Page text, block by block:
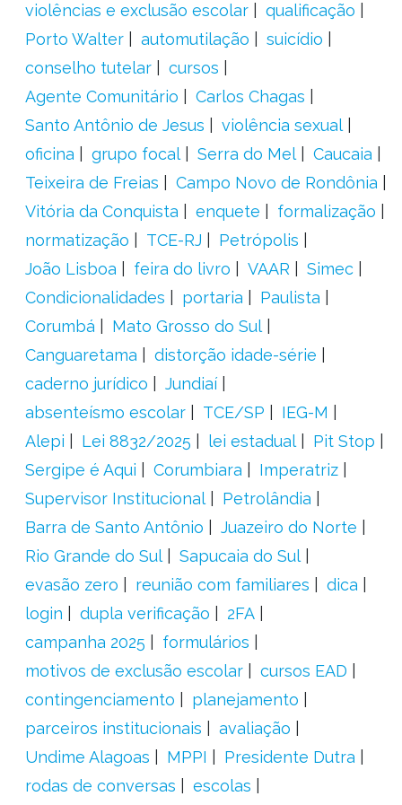
violências e exclusão escolar
qualificação
Porto Walter
automutilação
suicídio
conselho tutelar
cursos
Agente Comunitário
Carlos Chagas
Santo Antônio de Jesus
violência sexual
oficina
grupo focal Serra do Mel
Caucaia
Teixeira de Freias
Campo Novo de Rondônia
Vitória da Conquista
enquete
formalização
normatização
TCE-RJ
Petrópolis
João Lisboa
feira do livro VAAR
Simec
Condicionalidades
portaria
Paulista
Corumbá
Mato Grosso do Sul
Canguaretama
distorção idade-série
caderno jurídico
Jundiaí
absenteísmo escolar
TCE/SP
IEG-M
Alepi
Lei 8832/2025 lei estadual
Pit Stop
Sergipe é Aqui
Corumbiara
Imperatriz
Supervisor Institucional
Petrolândia
Barra de Santo Antônio
Juazeiro do Norte
Rio Grande do Sul
Sapucaia do Sul
evasão zero
reunião com familiares
dica
login
dupla verificação
2FA
campanha 2025
formulários
motivos de exclusão escolar
cursos EAD
contingenciamento
planejamento
parceiros institucionais
avaliação
Undime Alagoas
MPPI
Presidente Dutra
rodas de conversas
escolas